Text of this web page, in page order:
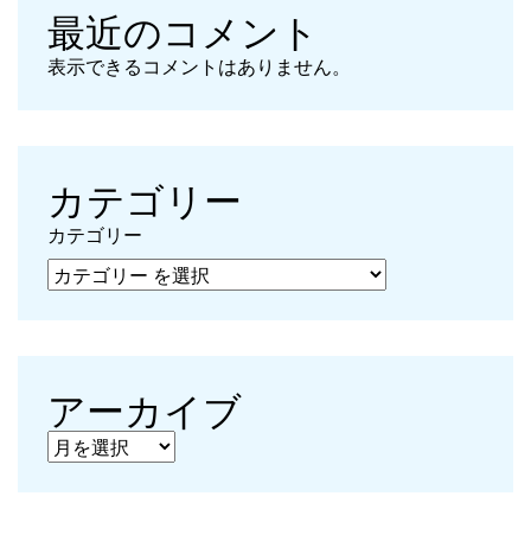
最近のコメント
表示できるコメントはありません。
カテゴリー
カテゴリー
アーカイブ
アーカイブ